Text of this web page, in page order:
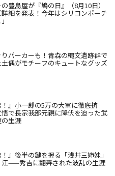
豊島屋が『鳩の日』（8月10日）
細を発表！今年はシリコンポーチ
パーカーも！青森の縄文遺跡群で
偶がモチーフのキュートなグッズ
！』小一郎の5万の大軍に徹底抗
で長宗我部元親に降伏を迫った武
生涯
！』後半の鍵を握る「浅井三姉妹」
江——秀吉に翻弄された波乱の生涯